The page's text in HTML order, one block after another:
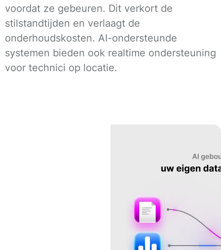
voordat ze gebeuren. Dit verkort de
stilstandtijden en verlaagt de
onderhoudskosten. AI-ondersteunde
systemen bieden ook realtime ondersteuning
voor technici op locatie.